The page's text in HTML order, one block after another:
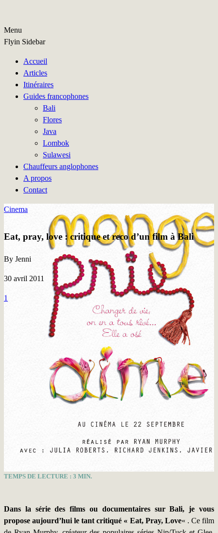
Menu
Flyin Sidebar
Accueil
Articles
Itinéraires
Guides francophones
Bali
Flores
Java
Lombok
Sulawesi
Chauffeurs anglophones
A propos
Contact
Cinema
Eat, pray, love : critique et reco d’un film à Bali
By Jenni
30 avril 2011
1
TEMPS DE LECTURE : 3 MIN.
Dans la série des films ou documentaires sur Bali, je vous
propose aujourd’hui le tant critiqué « Eat, Pray, Love« . Ce film